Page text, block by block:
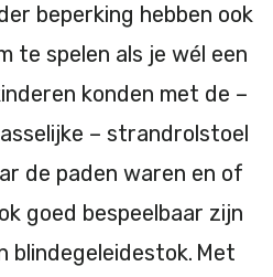
beperking hebben ook
te spelen als je wél een
konden met de –
– strandrolstoel
de paden waren en of
goed bespeelbaar zijn
blindegeleidestok. Met